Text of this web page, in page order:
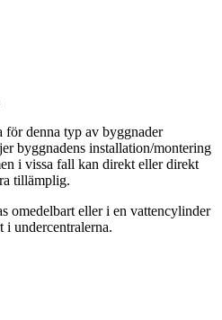
för denna typ av byggnader
byggnadens installation/montering
i vissa fall kan direkt eller direkt
tillämplig.
omedelbart eller i en vattencylinder
i undercentralerna.